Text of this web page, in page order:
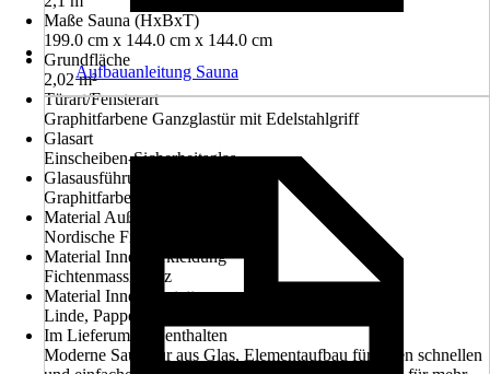
Maße Sauna (HxBxT)
199.0 cm x 144.0 cm x 144.0 cm
Grundfläche
2,02 m²
Türart/Fensterart
Graphitfarbene Ganzglastür mit Edelstahlgriff
Glasart
Einscheiben-Sicherheitsglas
Glasausführung
Graphitfarben
Material Außenverkleidung
Nordische Fichte
Material Innenverkleidung
Fichtenmassivholz
Material Innenausstattung
Linde, Pappel
Im Lieferumfang enthalten
Moderne Saunatür aus Glas, Elementaufbau für einen schnellen
Aufbauanleitung Sauna